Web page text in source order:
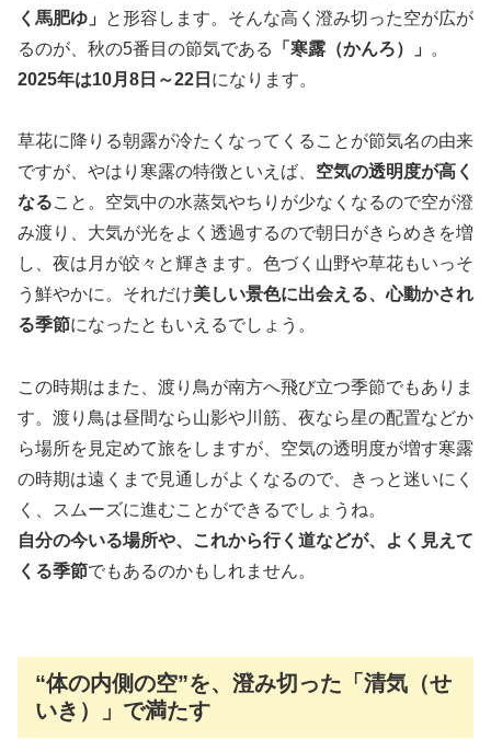
く馬肥ゆ」
と形容します。そんな高く澄み切った空が広が
るのが、秋の5番目の節気である
「寒露（かんろ）」
。
2025年は10月8日～22日 になります。
草花に降りる朝露が冷たくなってくることが節気名の由来
ですが、やはり寒露の特徴といえば、 空気の透明度が高く
なること。空気中の水蒸気やちりが少なくなるので空が澄
み渡り、大気が光をよく透過するので朝日がきらめきを増
し、夜は月が皎々と輝きます。色づく山野や草花もいっそ
う鮮やかに。それだけ美しい景色に出会える、心動かされ
る季節になったともいえるでしょう。
この時期はまた、渡り鳥が南方へ飛び立つ季節でもありま
す。渡り鳥は昼間なら山影や川筋、夜なら星の配置などか
ら場所を見定めて旅をしますが、空気の透明度が増す寒露
の時期は遠くまで見通しがよくなるので、きっと迷いにく
く、スムーズに進むことができるでしょうね。
自分の今いる場所や、これから行く道などが、よく見えて
くる季節でもあるのかもしれません。
“体の内側の空”を、澄み切った「清気（せ
いき）」で満たす